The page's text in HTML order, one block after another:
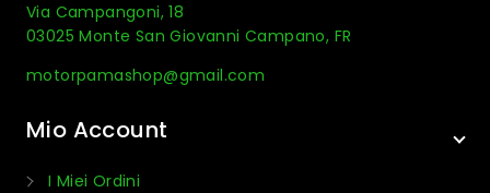
Via Campangoni, 18
03025 Monte San Giovanni Campano, FR
motorpamashop@gmail.com
Mio Account
I Miei Ordini